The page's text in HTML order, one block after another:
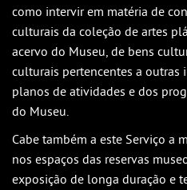
como intervir em matéria de
culturais da coleção de artes
acervo do Museu, de bens
culturais pertencentes a outras
planos de atividades e dos
do Museu.
Cabe também a este Serviço a
nos espaços das reservas
exposição de longa duração e